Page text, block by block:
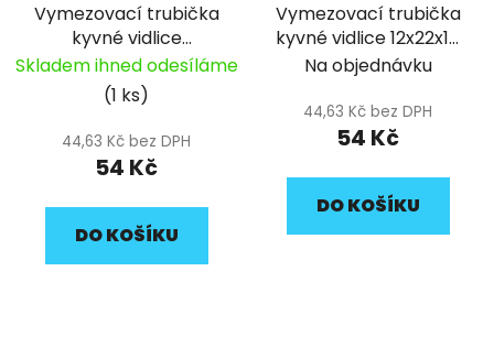
Vymezovací trubička
kyvné vidlice
12x20,5x25,5 pitbike
YCF
Skladem ihned odesíláme
(1 ks)
44,63 Kč bez DPH
54 Kč
DO KOŠÍKU
Vymezovací trubička
kyvné vidlice 12x22x17
pitbike YCF
Na objednávku
44,63 Kč bez DPH
54 Kč
DO KOŠÍKU